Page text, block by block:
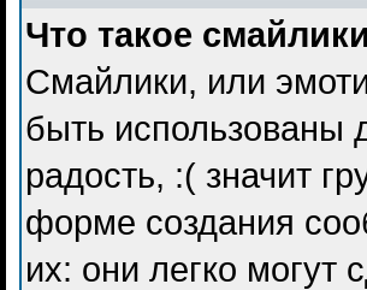
Что такое
Смайлики, или
быть использованы
радость, :( значит
форме создания
их: они легко